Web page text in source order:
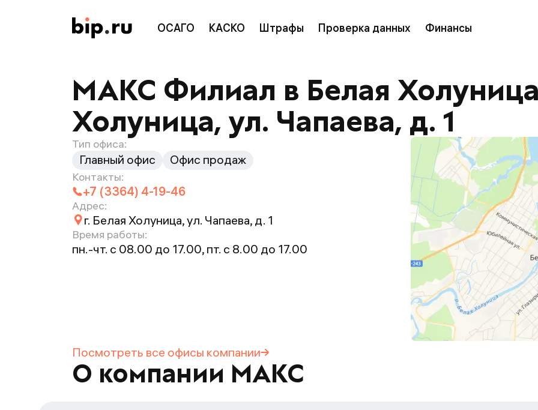
ОСАГО КАСКО Штрафы Проверка данных Финансы
МАКС Филиал в Белая
Холуница, ул. Чапаева, д. 1
Тип офиса:
Главный офис Офис продаж
Контакты:
+7 (3364) 4-19-46
Адрес:
г. Белая Холуница, ул. Чапаева, д. 1
Время работы:
пн.-чт. с 08.00 до 17.00, пт. с 8.00 до 17.00
Посмотреть все офисы компании
О компании МАКС